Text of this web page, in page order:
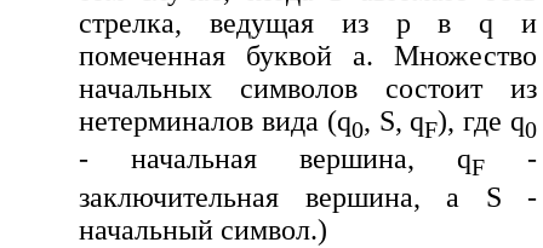
стрелка, ведущая из p в q и
помеченная буквой а. Множество
начальных символов состоит из
нетерминалов вида (q0, S, qF), где q0
- начальная вершина, qF -
заключительная вершина, а S -
начальный символ.)